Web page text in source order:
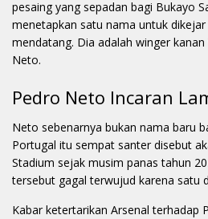
pesaing yang sepadan bagi Bukayo
menetapkan satu nama untuk
mendatang. Dia adalah winger
Neto.
Pedro Neto Incaran
Neto sebenarnya bukan nama baru
Portugal itu sempat santer disebut
Stadium sejak musim panas tahun
tersebut gagal terwujud karena satu
Kabar ketertarikan Arsenal terhadap